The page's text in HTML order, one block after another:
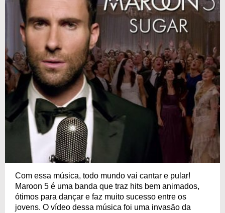
Com essa música, todo mundo vai cantar e pular!
Maroon 5 é uma banda que traz hits bem animados,
ótimos para dançar e faz muito sucesso entre os
jovens. O vídeo dessa música foi uma invasão da